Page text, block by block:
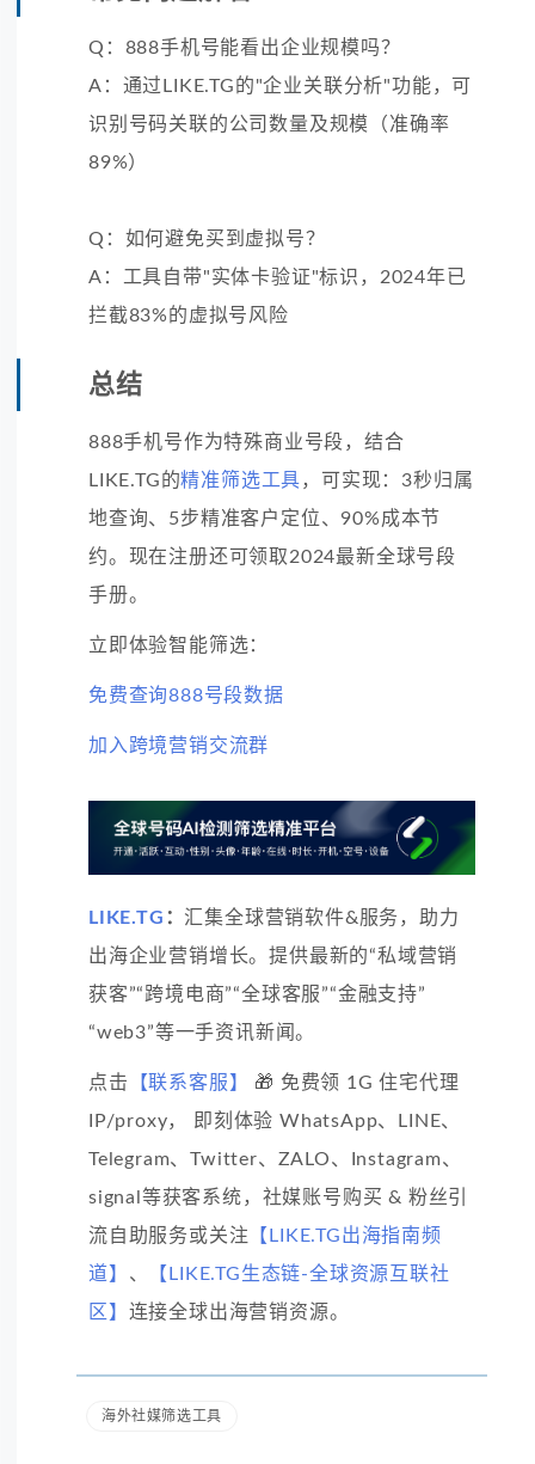
Q：888手机号能看出企业规模吗？
A：通过LIKE.TG的"企业关联分析"功能，可
识别号码关联的公司数量及规模（准确率
89%）
Q：如何避免买到虚拟号？
A：工具自带"实体卡验证"标识，2024年已
拦截83%的虚拟号风险
总结
888手机号作为特殊商业号段，结合
LIKE.TG的精准筛选工具 ，可实现：3秒归属
地查询、5步精准客户定位、90%成本节
约。现在注册还可领取2024最新全球号段
手册。
立即体验智能筛选：
免费查询888号段数据
加入跨境营销交流群
LIKE.TG ： 汇集全球营销软件&服务，助力
出海企业营销增长。提供最新的“私域营销
获客”“跨境电商”“全球客服”“金融支持”
“web3”等一手资讯新闻。
点击 【联系客服】
🎁 免费领 1G 住宅代理
IP/proxy， 即刻体验 WhatsApp、LINE、
Telegram、Twitter、ZALO、Instagram、
signal等获客系统，社媒账号购买 & 粉丝引
流自助服务或关注 【LIKE.TG出海指南频
道】 、
【LIKE.TG生态链-全球资源互联社
区】 连接全球出海营销资源。
海外社媒筛选工具